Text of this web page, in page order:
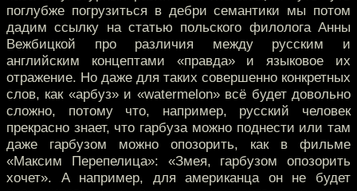
поглубже погрузиться в дебри семантики мы потом
дадим ссылку на статью польского филолога Анны
Вежбицкой про различия между русским и
английским концептами «правда» и языковое их
отражение. Но даже для таких совершенно конкретных
слов, как «арбуз» и «watermelon» всё будет довольно
сложно, потому что, например, русский человек
прекрасно знает, что гарбуза можно поднести или там
даже гарбузом можно опозорить, как в фильме
«Максим Перепелица»: «Змея, гарбузом опозорить
хочет». А например, для американца он не будет